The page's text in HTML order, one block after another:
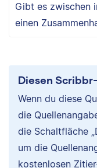
Gibt es zwischen
einen
Diesen
Wenn du diese
die
die Schaltfläche
um die
kostenlosen